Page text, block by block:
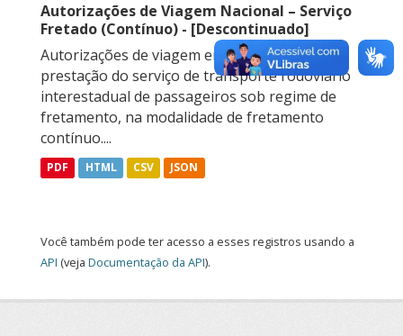
Autorizações de Viagem Nacional – Serviço
Fretado (Contínuo) - [Descontinuado]
Autorizações de viagem emitidas para a
prestação do serviço de transporte rodoviário
interestadual de passageiros sob regime de
fretamento, na modalidade de fretamento
contínuo....
PDF HTML CSV JSON
Você também pode ter acesso a esses registros usando a
API (veja Documentação da API).